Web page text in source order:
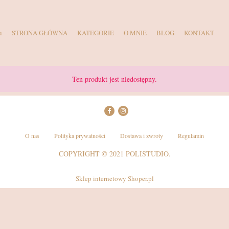
STRONA GŁÓWNA KATEGORIE O MNIE BLOG KONTAKT
Ten produkt jest niedostępny.
O nas Polityka prywatności Dostawa i zwroty Regulamin
COPYRIGHT © 2021 POLISTUDIO.
Sklep internetowy Shoper.pl